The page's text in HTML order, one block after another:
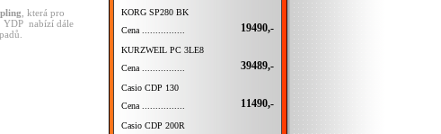
, která pro
YDP nabízí dále
KORG SP280 BK
Cena ................
19490,-
KURZWEIL PC 3LE8
Cena ................
39489,-
Casio CDP 130
Cena ................
11490,-
Casio CDP 200R